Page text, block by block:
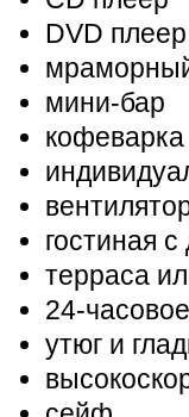
DVD плеер
мини-бар
кофеварка
гостиная
терраса
24-
утюг и